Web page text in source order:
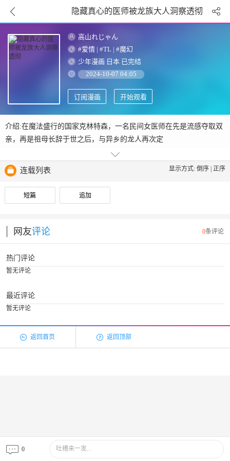
隐藏真心的医师被龙族大人洞察透彻
高山れじゃん
#爱情 | #TL | #魔幻
少年漫画 日本 已完结
2024-10-07 04:05
订阅漫画 开始观看
介绍:在魔法盛行的国家克林特森，一名民间女医师在先是流感夺取双
亲，再是祖母长辞于世之后，与异乡的龙人再次定
连载列表 显示方式: 倒序 |正序
短篇 追加
0条评论
网友评论
热门评论
暂无评论
最近评论
暂无评论
0 吐槽来一发...
返回首页 返回顶部